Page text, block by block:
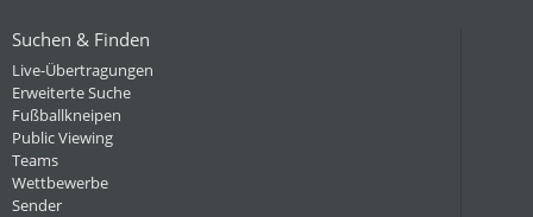
Suchen & Finden
Live-Übertragungen
Erweiterte Suche
Fußballkneipen
Public Viewing
Teams
Wettbewerbe
Sender